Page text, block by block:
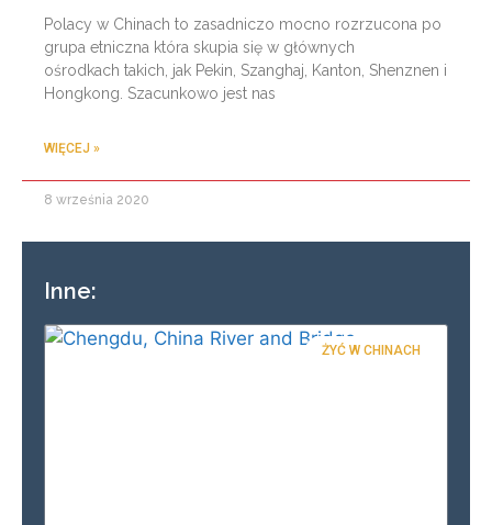
Polacy w Chinach to zasadniczo mocno rozrzucona po
grupa etniczna która skupia się w głównych
ośrodkach takich, jak Pekin, Szanghaj, Kanton, Shenznen i
Hongkong. Szacunkowo jest nas
WIĘCEJ »
8 września 2020
Inne:
ŻYĆ W CHINACH